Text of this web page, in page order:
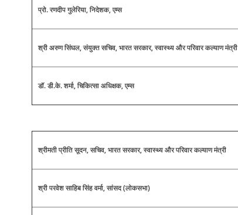
प्रो. रणदीप गुलेरिया, निदेशक, एम्स
श्री अरुण सिंघल, संयुक्त सचिव, भारत सरकार, स्वास्थ्य और परिवार कल्याण मंत्री
डॉ. डी.के. शर्मा, चिकित्सा अधिक्षक, एम्स
श्रीमती प्रीति सूदन, सचिव, भारत सरकार, स्वास्थ्य और परिवार कल्याण मंत्री
श्री परवेश साहिब सिंह वर्मा, सांसद (लोकसभा)